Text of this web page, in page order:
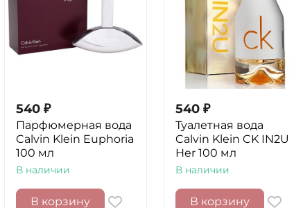
540 ₽
Парфюмерная вода
Calvin Klein Euphoria
100 мл
В наличии
В корзину
540 ₽
Туалетная вода
Calvin Klein CK IN2U
Her 100 мл
В наличии
В корзину